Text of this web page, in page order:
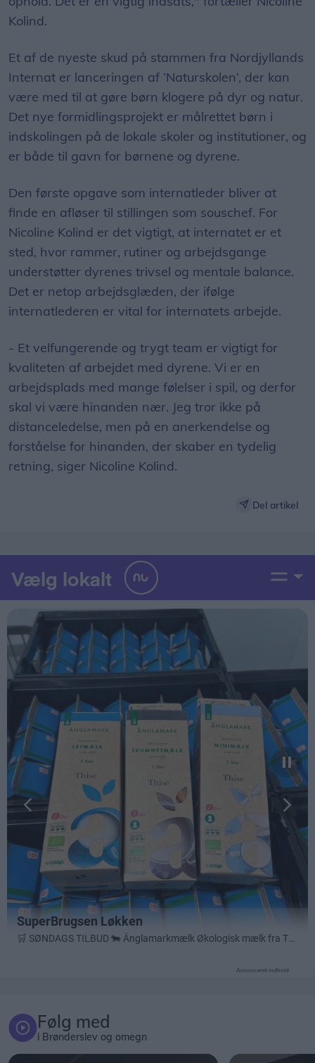
Kolind.
Et af de nyeste skud på stammen fra Nordjyllands
Internat er lanceringen af ’Naturskolen’, der kan
være med til at gøre børn klogere på dyr og natur.
Det nye formidlingsprojekt er målrettet børn i
indskolingen på de lokale skoler og institutioner, og
er både til gavn for børnene og dyrene.
Den første opgave som internatleder bliver at
finde en afløser til stillingen som souschef. For
Nicoline Kolind er det vigtigt, at internatet er et
sted, hvor rammer, rutiner og arbejdsgange
understøtter dyrenes trivsel og mentale balance.
Det er netop arbejdsglæden, der ifølge
internatlederen er vital for internatets arbejde.
- Et velfungerende og trygt team er vigtigt for
kvaliteten af arbejdet med dyrene. Vi er en
arbejdsplads med mange følelser i spil, og derfor
skal vi være hinanden nær. Jeg tror ikke på
distanceledelse, men på en anerkendelse og
forståelse for hinanden, der skaber en tydelig
retning, siger Nicoline Kolind.
Del artikel
Annonceret indhold
Følg med
i Brønderslev og omegn